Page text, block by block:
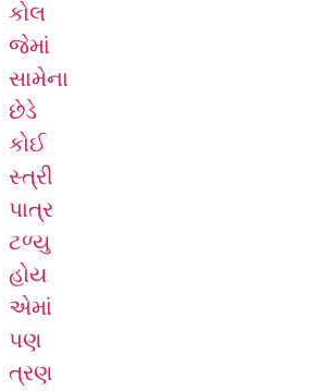
કોલ
જેમાં
સામેના
છેડે
કોઈ
સ્ત્રી
પાત્ર
ટળ્યુ
હોય
એમાં
પણ
ત્રણ